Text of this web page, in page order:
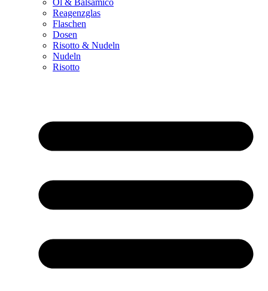
Reagenzglas
Flaschen
Dosen
Risotto & Nudeln
Nudeln
Risotto